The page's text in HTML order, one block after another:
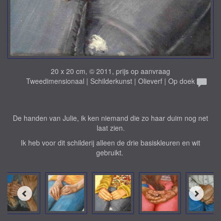
20 x 20 cm, © 2011, prijs op aanvraag
Tweedimensionaal | Schilderkunst | Olieverf | Op doek
De handen van Julie, ik ken niemand die zo haar duim nog net
laat zien.
Ik heb voor dit schilderij alleen de drie basiskleuren en wit
gebruikt.